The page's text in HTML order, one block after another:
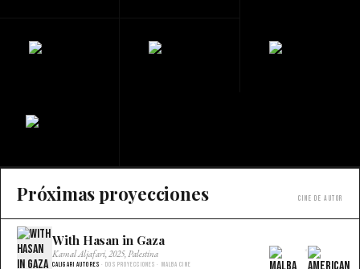
Próximas proyecciones Cine de autor
With Hasan in Gaza
Kamal Aljafari, 2025, Palestina
Caligari Autores · Dos proyecciones · Malba Cine
×